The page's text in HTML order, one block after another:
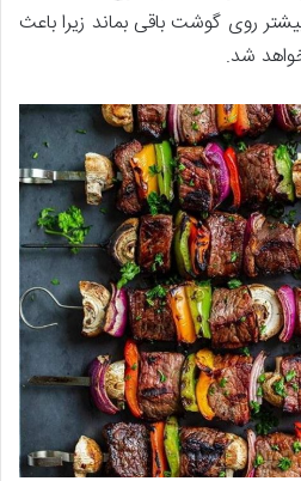
روی گوشت باقی بماند زیرا باعث
شد.